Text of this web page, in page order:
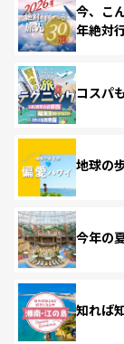
今、こ
年絶対
コスパ
地球の
今年の
知れば